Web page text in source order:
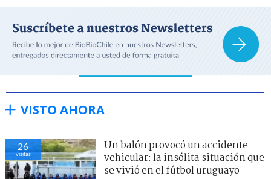
VISTO AHORA
26
visitas
Un balón provocó un accidente
vehicular: la insólita situación que
se vivió en el fútbol uruguayo